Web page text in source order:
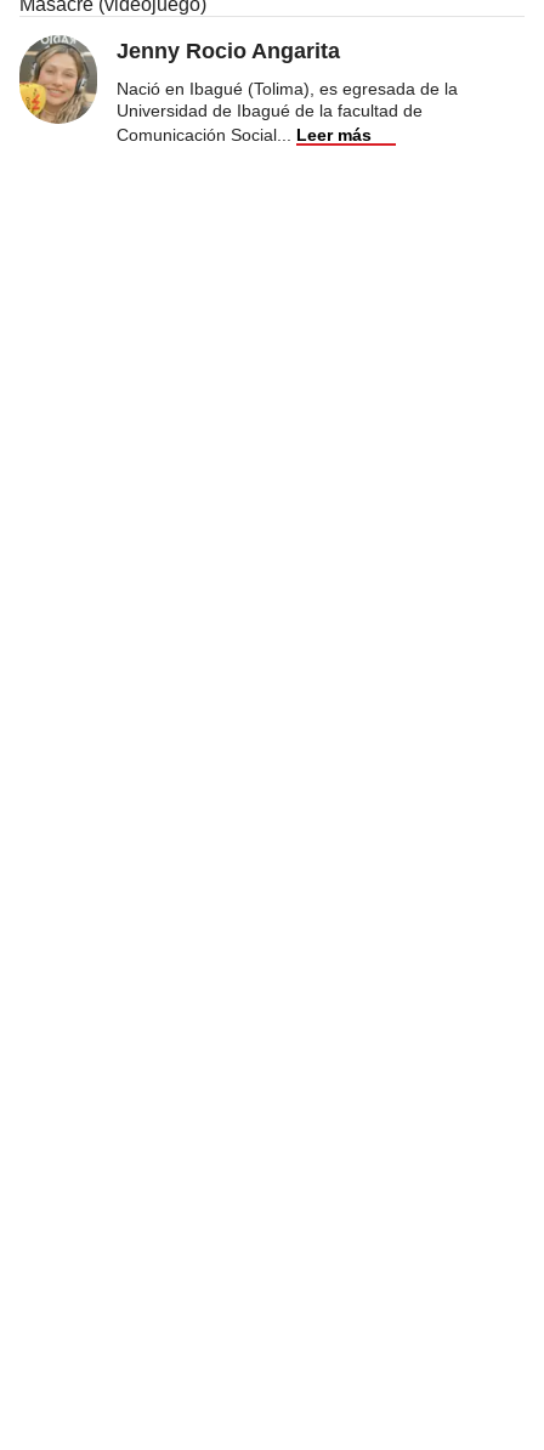
Jenny Rocio Angarita
Nació en Ibagué (Tolima), es egresada de la
Universidad de Ibagué de la facultad de
Comunicación Social
Leer más